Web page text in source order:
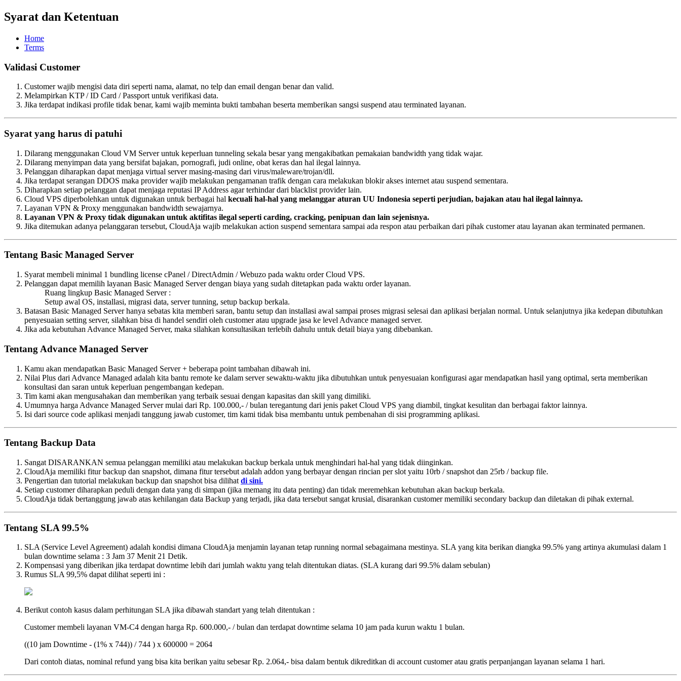
Syarat dan Ketentuan
Home
Terms
Validasi Customer
Customer wajib mengisi data diri seperti nama, alamat, no telp dan email dengan benar dan valid.
Melampirkan KTP / ID Card / Passport untuk verifikasi data.
Jika terdapat indikasi profile tidak benar, kami wajib meminta bukti tambahan beserta memberikan sangsi suspend atau terminated layanan.
Syarat yang harus di patuhi
Dilarang menggunakan Cloud VM Server untuk keperluan tunneling sekala besar yang mengakibatkan pemakaian bandwidth yang tidak wajar.
Dilarang menyimpan data yang bersifat bajakan, pornografi, judi online, obat keras dan hal ilegal lainnya.
Pelanggan diharapkan dapat menjaga virtual server masing-masing dari virus/maleware/trojan/dll.
Jika terdapat serangan DDOS maka provider wajib melakukan pengamanan trafik dengan cara melakukan blokir akses internet atau suspend sementara.
Diharapkan setiap pelanggan dapat menjaga reputasi IP Address agar terhindar dari blacklist provider lain.
Cloud VPS diperbolehkan untuk digunakan untuk berbagai hal kecuali hal-hal yang melanggar aturan UU Indonesia seperti perjudian, bajakan atau hal ilegal lainnya.
Layanan VPN & Proxy menggunakan bandwidth sewajarnya.
Layanan VPN & Proxy tidak digunakan untuk aktifitas ilegal seperti carding, cracking, penipuan dan lain sejenisnya.
Jika ditemukan adanya pelanggaran tersebut, CloudAja wajib melakukan action suspend sementara sampai ada respon atau perbaikan dari pihak customer atau layanan akan terminated permanen.
Tentang Basic Managed Server
Syarat membeli minimal 1 bundling license cPanel / DirectAdmin / Webuzo pada waktu order Cloud VPS.
Pelanggan dapat memilih layanan Basic Managed Server dengan biaya yang sudah ditetapkan pada waktu order layanan.
Ruang lingkup Basic Managed Server :
Setup awal OS, installasi, migrasi data, server tunning, setup backup berkala.
Batasan Basic Managed Server hanya sebatas kita memberi saran, bantu setup dan installasi awal sampai proses migrasi selesai dan aplikasi berjalan normal. Untuk selanjutnya jika kedepan dibutuhkan
penyesuaian setting server, silahkan bisa di handel sendiri oleh customer atau upgrade jasa ke level Advance managed server.
Jika ada kebutuhan Advance Managed Server, maka silahkan konsultasikan terlebih dahulu untuk detail biaya yang dibebankan.
Tentang Advance Managed Server
Kamu akan mendapatkan Basic Managed Server + beberapa point tambahan dibawah ini.
Nilai Plus dari Advance Managed adalah kita bantu remote ke dalam server sewaktu-waktu jika dibutuhkan untuk penyesuaian konfigurasi agar mendapatkan hasil yang optimal, serta memberikan
konsultasi dan saran untuk keperluan pengembangan kedepan.
Tim kami akan mengusahakan dan memberikan yang terbaik sesuai dengan kapasitas dan skill yang dimiliki.
Umumnya harga Advance Managed Server mulai dari Rp. 100.000,- / bulan teregantung dari jenis paket Cloud VPS yang diambil, tingkat kesulitan dan berbagai faktor lainnya.
Isi dari source code aplikasi menjadi tanggung jawab customer, tim kami tidak bisa membantu untuk pembenahan di sisi programming aplikasi.
Tentang Backup Data
Sangat DISARANKAN semua pelanggan memiliki atau melakukan backup berkala untuk menghindari hal-hal yang tidak diinginkan.
CloudAja memiliki fitur backup dan snapshot, dimana fitur tersebut adalah addon yang berbayar dengan rincian per slot yaitu 10rb / snapshot dan 25rb / backup file.
Pengertian dan tutorial melakukan backup dan snapshot bisa dilihat di sini.
Setiap customer diharapkan peduli dengan data yang di simpan (jika memang itu data penting) dan tidak meremehkan kebutuhan akan backup berkala.
CloudAja tidak bertanggung jawab atas kehilangan data Backup yang terjadi, jika data tersebut sangat krusial, disarankan customer memiliki secondary backup dan diletakan di pihak external.
Tentang SLA 99.5%
SLA (Service Level Agreement) adalah kondisi dimana CloudAja menjamin layanan tetap running normal sebagaimana mestinya. SLA yang kita berikan diangka 99.5% yang artinya akumulasi dalam 1
bulan downtime selama : 3 Jam 37 Menit 21 Detik.
Kompensasi yang diberikan jika terdapat downtime lebih dari jumlah waktu yang telah ditentukan diatas. (SLA kurang dari 99.5% dalam sebulan)
Rumus SLA 99,5% dapat dilihat seperti ini :
Berikut contoh kasus dalam perhitungan SLA jika dibawah standart yang telah ditentukan :
Customer membeli layanan VM-C4 dengan harga Rp. 600.000,- / bulan dan terdapat downtime selama 10 jam pada kurun waktu 1 bulan.
((10 jam Downtime - (1% x 744)) / 744 ) x 600000 = 2064
Dari contoh diatas, nominal refund yang bisa kita berikan yaitu sebesar Rp. 2.064,- bisa dalam bentuk dikreditkan di account customer atau gratis perpanjangan layanan selama 1 hari.